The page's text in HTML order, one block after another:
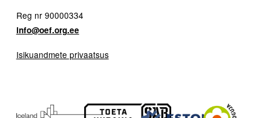
Reg nr 90000334
info@oef.org.ee
Isikuandmete privaatsus